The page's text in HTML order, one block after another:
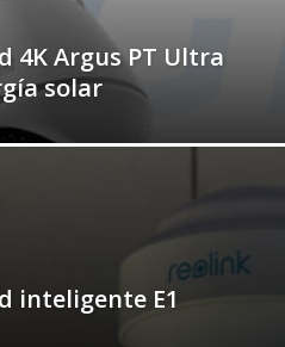
4K Argus PT Ultra
solar
inteligente E1